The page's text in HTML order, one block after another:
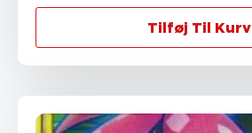
Tilføj Til Kurv